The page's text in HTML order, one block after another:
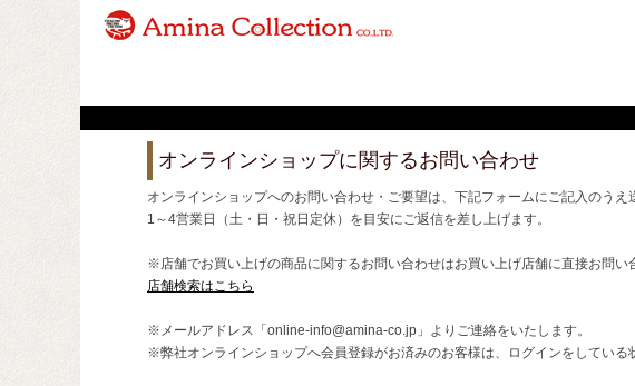
オンラインショップに関するお問い合わせ
オンラインショップへのお問い合わせ・ご要望は、下記フォームにご記入のうえ
1～4営業日（土・日・祝日定休）を目安にご返信を差し上げます。
※店舗でお買い上げの商品に関するお問い合わせはお買い上げ店舗に直接お問い
店舗検索はこちら
※メールアドレス「online-info@amina-co.jp」よりご連絡をいたします。
※弊社オンラインショップへ会員登録がお済みのお客様は、ログインをしてい